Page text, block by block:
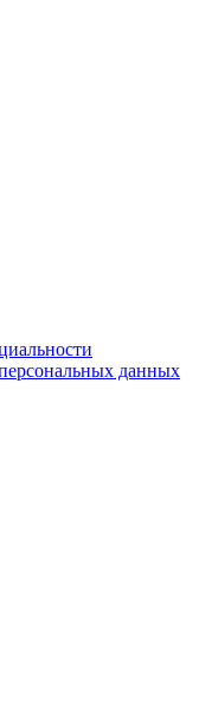
данных